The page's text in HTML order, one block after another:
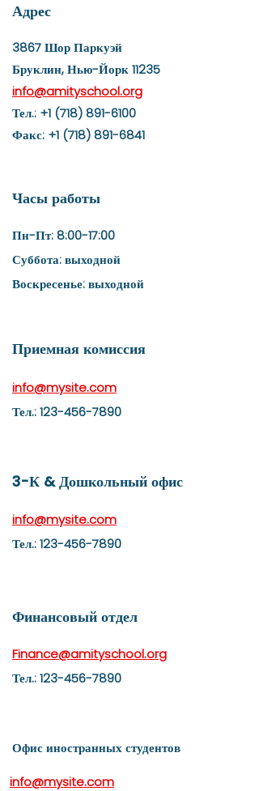
Адрес
3867 Шор Паркуэй
Бруклин, Нью-Йорк 11235
info@amityschool.org
Тел.: +1 (718) 891-6100
Факс: +1 (718) 891-6841
Часы работы
Пн-Пт: 8:00-17:00​
Суббота: выходной
​Воскресенье: выходной
Приемная комиссия
info@mysite.com
Тел.: 123-456-7890
3-К & Дошкольный офис
info@mysite.com
Тел.: 123-456-7890
Финансовый отдел
Finance@amityschool.org
Тел.: 123-456-7890
Офис иностранных студентов
info@mysite.com